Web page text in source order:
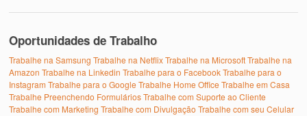
Oportunidades de Trabalho
Trabalhe na Samsung Trabalhe na NetflixTrabalhe na MicrosoftTrabalhe na
Amazon Trabalhe na Linkedin Trabalhe para o FacebookTrabalhe para o
Instagram Trabalhe para o Google Trabalhe Home Office Trabalhe em Casa
Trabalhe Preenchendo FormuláriosTrabalhe com Suporte ao Cliente
Trabalhe com Marketing Trabalhe com Divulgação Trabalhe com seu Celular